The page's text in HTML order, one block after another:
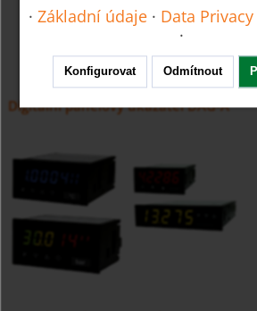
Digitální panelový ukazatel DAG-A
· Základní údaje· Data
·
Konfigurovat Odmítnout